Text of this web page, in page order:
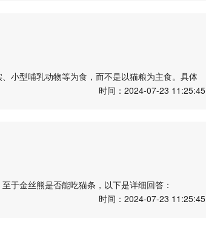
问题。最好选择专门为猫设计的食物和饮品来满足
小型哺乳动物等为食，而不是以猫粮为主食。具体
的营养成分并不适合金丝熊的消化系统。长期食用
的饲养和喂养。如果有养金丝熊的需求，应该咨询
时间：2024-07-23 11:25:45
于金丝熊是否能吃猫条，以下是详细回答：
以植物为主食。它们的牙齿和胃都适合消化植物纤
时间：2024-07-23 11:25:45